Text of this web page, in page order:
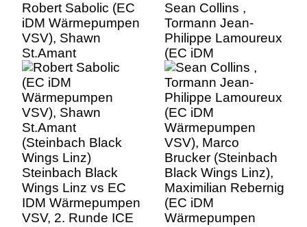
Robert Sabolic (EC
iDM Wärmepumpen
VSV), Shawn
St.Amant
(Steinbach Black
Wings Linz)
Steinbach Black
Wings Linz vs EC
IDM Wärmepumpen
VSV, 2. Runde ICE
Eishockey Liga,
Linz AG Eisarena
Sean Collins ,
Tormann Jean-
Philippe Lamoureux
(EC iDM
Wärmepumpen
VSV), Marco
Brucker (Steinbach
Black Wings Linz),
Maximilian Rebernig
(EC iDM
Wärmepumpen
VSV), Andrew
Desjardins, Niklas
Wetzl (EC iDM
Wärmepumpen